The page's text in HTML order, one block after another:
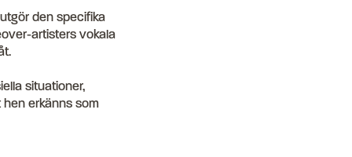
den specifika
artisters vokala
situationer,
erkänns som